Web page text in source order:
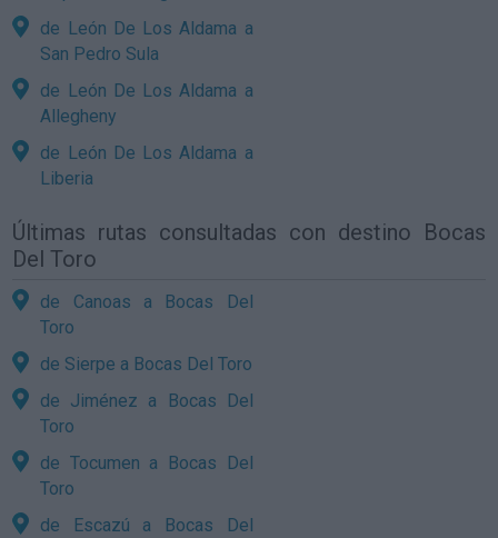
de León De Los Aldama a
San Pedro Sula
de León De Los Aldama a
Allegheny
de León De Los Aldama a
Liberia
Últimas rutas consultadas con destino Bocas
Del Toro
de Canoas a Bocas Del
Toro
de Sierpe a Bocas Del Toro
de Jiménez a Bocas Del
Toro
de Tocumen a Bocas Del
Toro
de Escazú a Bocas Del